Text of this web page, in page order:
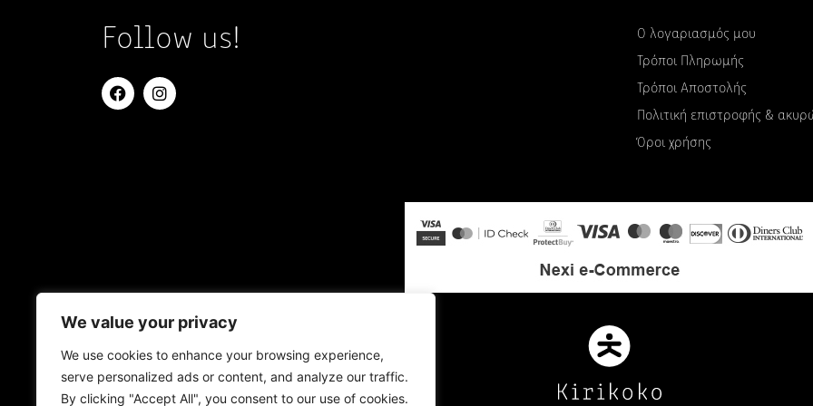
We value your privacy
We use cookies to enhance your browsing experience,
serve personalized ads or content, and analyze our traffic.
By clicking "Accept All", you consent to our use of cookies.
Follow us!
Ο λογαριασμός μου
Τρόποι Πληρωμής
Τρόποι Αποστολής
Πολιτική επιστροφής &
Όροι χρήσης